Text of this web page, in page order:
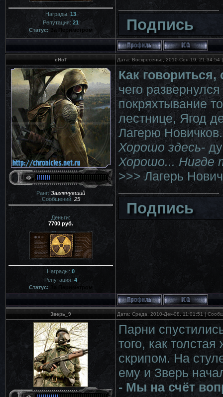
Награды:13
Репутация:21
Статус: За Периметром Подпись
eHoT Дата: Воскресенье, 2010-Сен-19,
Ранг:Заглянувший
Сообщений: 25
Деньги:
7700 руб.
Награды: 0
Репутация:4
Статус: За Периметром
Как говориться,
чего
покряхтывание
лестнице, Ягод
Лагерю
Хорошо здесь-
Хорошо... Нигде
>>> Лагерь
Подпись
Зверь_9 Дата: Среда, 2010-Дек-08, 11:01:51 |
Парни
того, как
скрипом. На
ему и Зверь
- Мы на счёт